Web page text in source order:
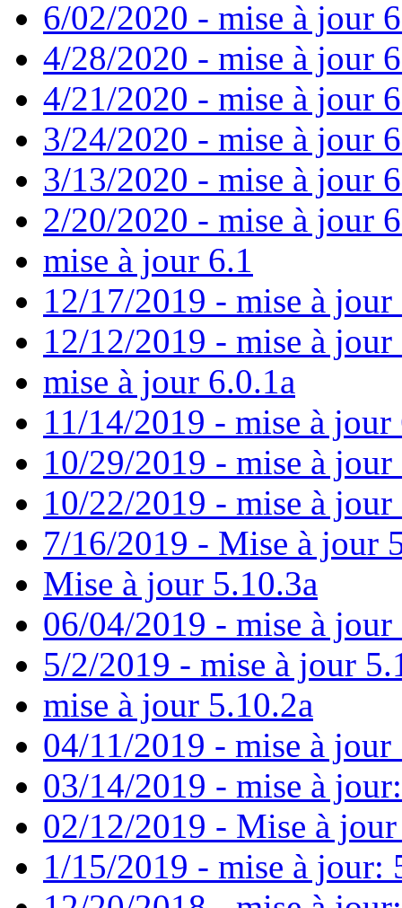
6/02/2020 - mise à jour
4/28/2020 - mise à jour
4/21/2020 - mise à jour
3/24/2020 - mise à jour
3/13/2020 - mise à jour
2/20/2020 - mise à jour
mise à jour 6.1
12/17/2019 - mise à jour
12/12/2019 - mise à jour
mise à jour 6.0.1a
11/14/2019 - mise à jour
10/29/2019 - mise à jour
10/22/2019 - mise à
7/16/2019 - Mise à jour
Mise à jour 5.10.3a
06/04/2019 - mise à
5/2/2019 - mise à jour
mise à jour 5.10.2a
04/11/2019 - mise à
03/14/2019 - mise à
02/12/2019 - Mise à
1/15/2019 - mise à jour: